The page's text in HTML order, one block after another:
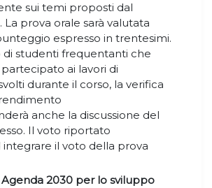
sui temi proposti dal
La prova orale sarà valutata
espresso in trentesimi.
di studenti frequentanti che
ai lavori di
durante il corso, la verifica
anche la discussione del
Il voto riportato
integrare il voto della prova
2030 per lo sviluppo